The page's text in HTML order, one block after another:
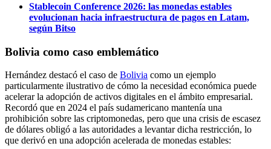
Stablecoin Conference 2026: las monedas estables
evolucionan hacia infraestructura de pagos en Latam,
según Bitso
Bolivia como caso emblemático
Hernández destacó el caso de Bolivia como un ejemplo
particularmente ilustrativo de cómo la necesidad económica puede
acelerar la adopción de activos digitales en el ámbito empresarial.
Recordó que en 2024 el país sudamericano mantenía una
prohibición sobre las criptomonedas, pero que una crisis de escasez
de dólares obligó a las autoridades a levantar dicha restricción, lo
que derivó en una adopción acelerada de monedas estables: